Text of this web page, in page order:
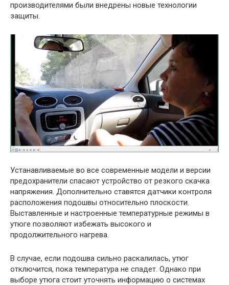
производителями были внедрены новые технологии
защиты.
Устанавливаемые во все современные модели и версии
предохранители спасают устройство от резкого скачка
напряжения. Дополнительно ставятся датчики контроля
расположения подошвы относительно плоскости.
Выставленные и настроенные температурные режимы в
утюге позволяют избежать высокого и
продолжительного нагрева.
В случае, если подошва сильно раскалилась, утюг
отключится, пока температура не спадет. Однако при
выборе утюга стоит уточнять информацию о системах